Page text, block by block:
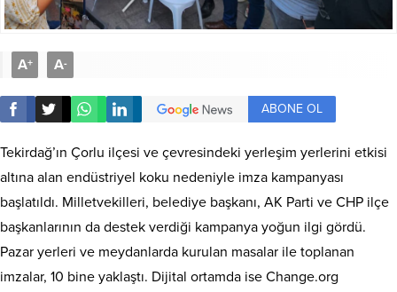
A+ A-
ABONE OL
Tekirdağ’ın Çorlu ilçesi ve çevresindeki yerleşim yerlerini etkisi
altına alan endüstriyel koku nedeniyle imza kampanyası
başlatıldı. Milletvekilleri, belediye başkanı, AK Parti ve CHP ilçe
başkanlarının da destek verdiği kampanya yoğun ilgi gördü.
Pazar yerleri ve meydanlarda kurulan masalar ile toplanan
imzalar, 10 bine yaklaştı. Dijital ortamda ise Change.org